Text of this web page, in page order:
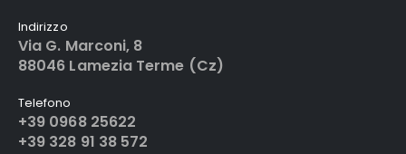
Indirizzo
Via G. Marconi, 8
88046 Lamezia Terme (Cz)
Telefono
+39 0968 25622
+39 328 91 38 572